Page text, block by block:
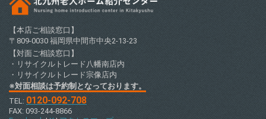
【本店ご相談窓口】
〒809-0030 福岡県中間市中央2-13-23
【対面ご相談窓口】
・リサイクルトレード八幡南店内
・リサイクルトレード宗像店内
※対面相談は予約制となっております。
TEL: 0120-092-708
FAX: 093-244-8866